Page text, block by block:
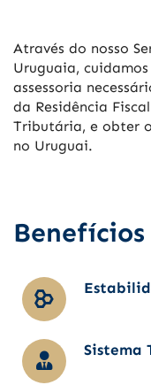
Através do nosso
Uruguaia,
assessoria
da Residência
Tributária, e obter
no Uruguai.
Benefícios
Sistema